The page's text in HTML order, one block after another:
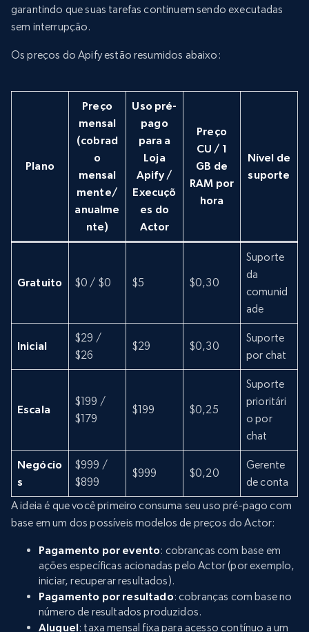
garantindo que suas tarefas continuem sendo executadas
sem interrupção.
Os preços do Apify estão resumidos abaixo:
Plano
Preço
mensal
(cobrad
o
mensal
mente/
anualme
nte)
Uso pré-
pago
para a
Loja
Apify /
Execuçõ
es do
Actor
Preço
CU / 1
GB de
RAM por
hora
Nível de
suporte
Gratuito $0 / $0 $5 $0,30
Suporte
da
comunid
ade
Inicial
$29 /
$26
$29 $0,30
Suporte
por chat
Escala
$199 /
$179
$199 $0,25
Suporte
prioritári
o por
chat
Negócio
s
$999 /
$899
$999 $0,20
Gerente
de conta
A ideia é que você primeiro consuma seu uso pré-pago com
base em um dos possíveis modelos de preços do Actor:
Pagamento por evento: cobranças com base em
ações específicas acionadas pelo Actor (por exemplo,
iniciar, recuperar resultados).
Pagamento por resultado: cobranças com base no
número de resultados produzidos.
Aluguel: taxa mensal fixa para acesso contínuo a um